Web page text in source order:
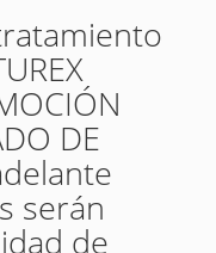
DE
serán
de